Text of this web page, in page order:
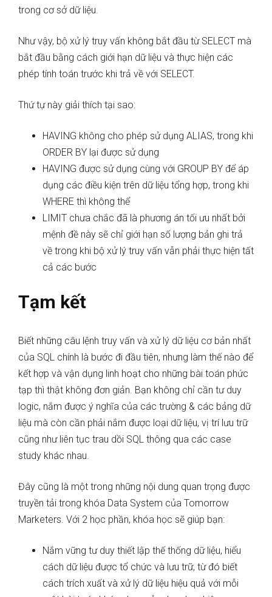
trong cơ sở dữ liệu.
Như vậy, bộ xử lý truy vấn không bắt đầu từ SELECT mà
bắt đầu bằng cách giới hạn dữ liệu và thực hiện các
phép tính toán trước khi trả về với SELECT.
Thứ tự này giải thích tại sao:
HAVING không cho phép sử dụng ALIAS, trong khi
ORDER BY lại được sử dụng
HAVING được sử dụng cùng với GROUP BY để áp
dụng các điều kiện trên dữ liệu tổng hợp, trong khi
WHERE thì không thể
LIMIT chưa chắc đã là phương án tối ưu nhất bởi
mệnh đề này sẽ chỉ giới hạn số lượng bản ghi trả
về trong khi bộ xử lý truy vấn vẫn phải thực hiện tất
cả các bước
Tạm kết
Biết những câu lệnh truy vấn và xử lý dữ liệu cơ bản nhất
của SQL chính là bước đi đầu tiên, nhưng làm thế nào để
kết hợp và vận dụng linh hoạt cho những bài toán phức
tạp thì thật không đơn giản. Bạn không chỉ cần tư duy
logic, nắm được ý nghĩa của các trường & các bảng dữ
liệu mà còn cần phải nắm được loại dữ liệu, vị trí lưu trữ
cũng như liên tục trau dồi SQL thông qua các case
study khác nhau.
Đây cũng là một trong những nội dung quan trọng được
truyền tải trong khóa Data System của Tomorrow
Marketers. Với 2 học phần, khóa học sẽ giúp bạn:
Nắm vững tư duy thiết lập thế thống dữ liệu, hiểu
cách dữ liệu được tổ chức và lưu trữ, từ đó biết
cách trích xuất và xử lý dữ liệu hiệu quả với mỗi